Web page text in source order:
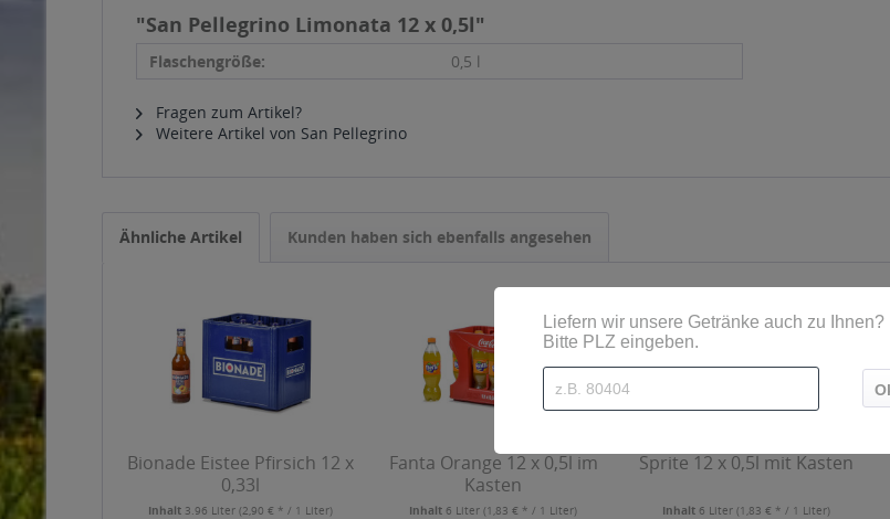
"San Pellegrino Limonata 12 x 0,5l"
Flaschengröße: 0,5 l
Fragen zum Artikel?
Weitere Artikel von San Pellegrino
Ähnliche Artikel Kunden haben sich ebenfalls angesehen
Bionade Eistee Pfirsich 12 x
0,33l
Inhalt 3.96 Liter(2,90 € * / 1 Liter)
Fanta Orange 12 x 0,5l im
Kasten
Inhalt 6 Liter(1,83 € * / 1 Liter)
Sprite 12 x 0,5l mit Kasten
Inhalt 6 Liter (1,83 € * / 1 Liter)